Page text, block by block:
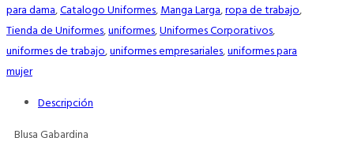
para dama,Catalogo Uniformes,Manga Larga,ropa de trabajo,
Tienda de Uniformes,uniformes,Uniformes Corporativos,
uniformes de trabajo,uniformes empresariales,uniformes para
mujer
Descripción
Blusa Gabardina